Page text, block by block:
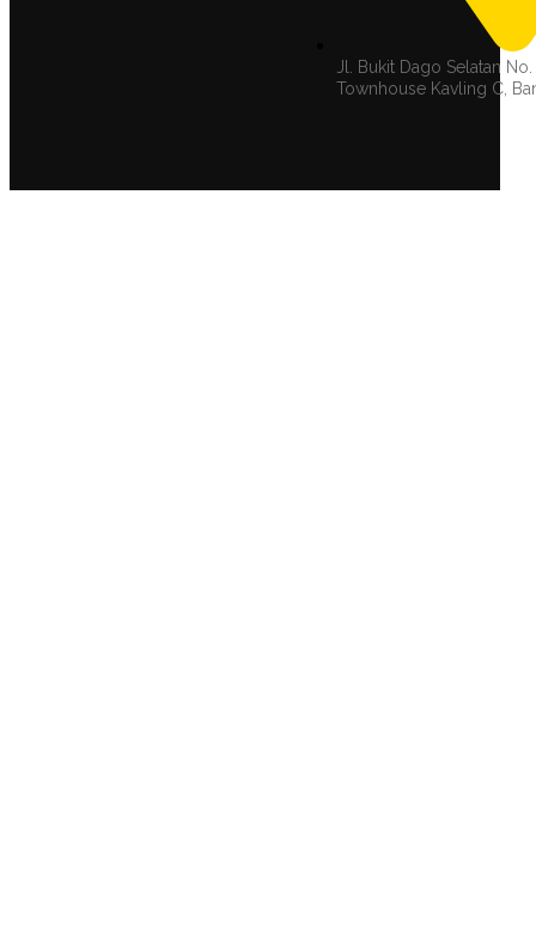
Jl. Bukit Dago Selatan No.
Townhouse Kavling C,